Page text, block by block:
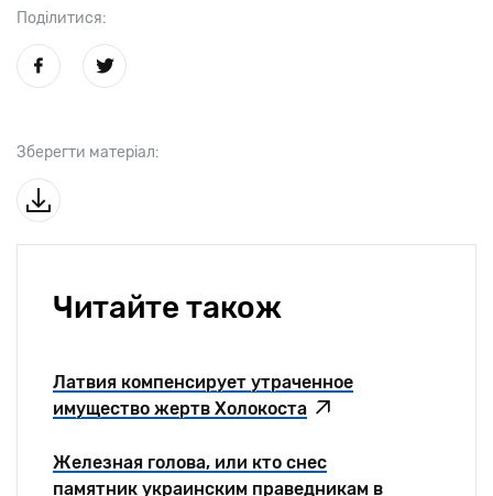
Поділитися:
Зберегти матеріал:
Читайте також
Латвия компенсирует утраченное
имущество жертв Холокоста
Железная голова, или кто снес
памятник украинским праведникам в